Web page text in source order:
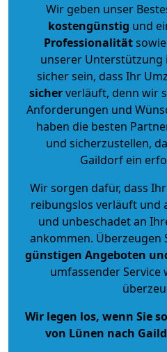
Wir geben unser
kostengünstig und
Professionalität
unserer Unterstützung
sicher sein, dass Ihr
sicherverläuft, denn wir
Anforderungen und
haben die besten
und sicherzustellen,
Gaildorf ein
Wir sorgen dafür, dass
reibungslos verläuft und
und unbeschadet an
ankommen. Überzeugen
günstigen Angeboten
umfassender
Wir legen los, wenn Sie
von Lünen nach